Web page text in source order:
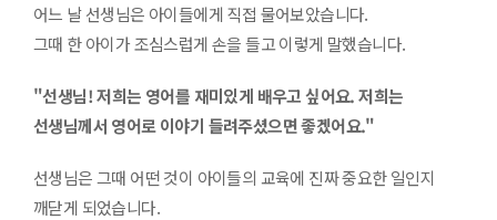
어느 날 선생님은 아이들에게 직접 물어보았습니다.
그때 한 아이가 조심스럽게 손을 들고 이렇게 말했습니다.
"선생님! 저희는 영어를 재미있게 배우고 싶어요. 저희는
선생님께서 영어로 이야기 들려주셨으면 좋겠어요."
선생님은 그때 어떤 것이 아이들의 교육에 진짜 중요한 일인지
깨닫게 되었습니다.